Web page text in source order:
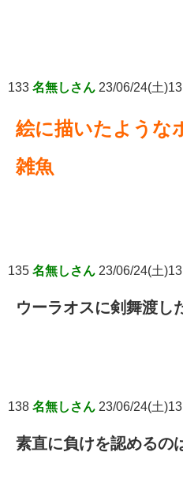
133 名無しさん 23/06/24(土
絵に描いたような
雑魚
135 名無しさん 23/06/24(土
ウーラオスに剣舞渡し
138 名無しさん 23/06/24(土
素直に負けを認めるの